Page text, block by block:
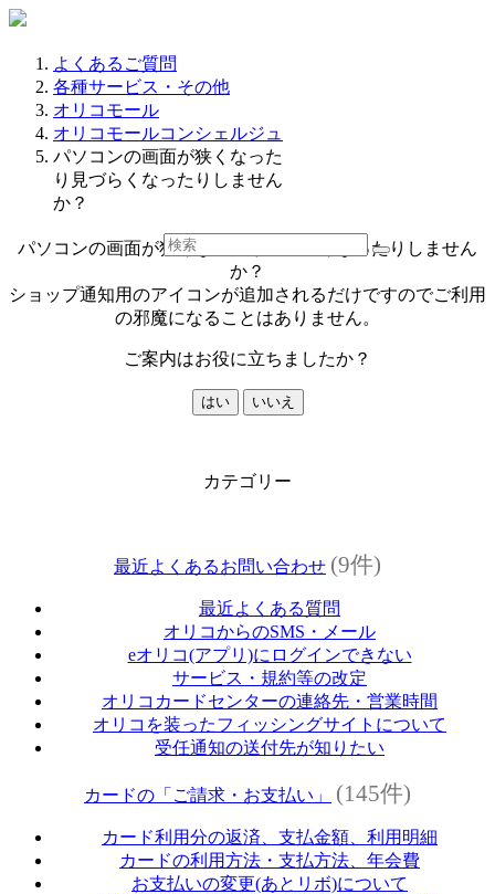
よくあるご質問
各種サービス・その他
オリコモール
オリコモールコンシェルジュ
パソコンの画面が狭くなった
り見づらくなったりしません
か？
パソコンの画面が狭くなったり見づらくなったりしません
か？
ショップ通知用のアイコンが追加されるだけですのでご利用
の邪魔になることはありません。
ご案内はお役に立ちましたか？
はい いいえ
カテゴリー
最近よくあるお問い合わせ (9件)
最近よくある質問
オリコからのSMS・メール
eオリコ(アプリ)にログインできない
サービス・規約等の改定
オリコカードセンターの連絡先・営業時間
オリコを装ったフィッシングサイトについて
受任通知の送付先が知りたい
カードの「ご請求・お支払い」 (145件)
カード利用分の返済、支払金額、利用明細
カードの利用方法・支払方法、年会費
お支払いの変更(あとリボ)について